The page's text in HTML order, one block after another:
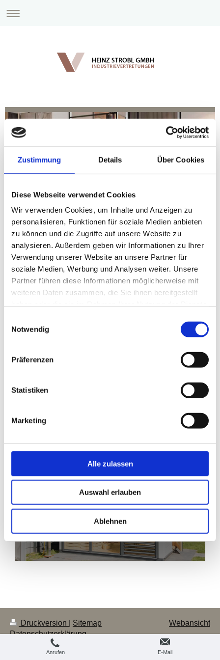
Zustimmung Details Über Cookies
Diese Webseite verwendet Cookies
Wir verwenden Cookies, um Inhalte und Anzeigen zu
personalisieren, Funktionen für soziale Medien anbieten
zu können und die Zugriffe auf unsere Website zu
analysieren. Außerdem geben wir Informationen zu Ihrer
Verwendung unserer Website an unsere Partner für
soziale Medien, Werbung und Analysen weiter. Unsere
Partner führen diese Informationen möglicherweise mit
weiteren Daten zusammen, die Sie ihnen bereitgestellt
Notwendig
Präferenzen
Statistiken
Marketing
Alle zulassen
Auswahl erlauben
Ablehnen
Web-Planer
Folgende Liste beinhaltet die direkten Links zu den
Web-Planern unserer Lieferanten.
Planen Sie ihre eigenen Gartenhäuser oder
Spielturmanlagen oder lassen Sie sich den Boden
PLANER STARTEN
Druckversion
Sitemap
Datenschutzerklärung
Webansicht
Anrufen E-Mail